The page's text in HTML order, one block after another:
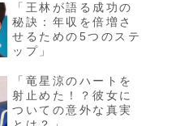
「王林が語る成功の
秘訣：年収を倍増さ
せるための5つのステ
ップ」
「竜星涼のハートを
射止めた！？彼女に
ついての意外な真実